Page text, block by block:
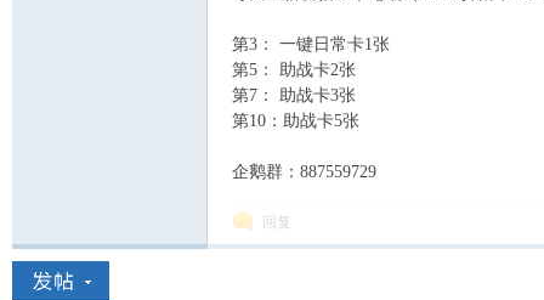
第3： 一键日常卡1张
第5： 助战卡2张
第7： 助战卡3张
第10：助战卡5张
企鹅群：887559729
回复